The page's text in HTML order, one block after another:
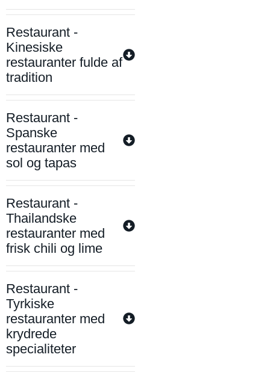
Restaurant -
Kinesiske
restauranter fulde af
tradition
Restaurant -
Spanske
restauranter med
sol og tapas
Restaurant -
Thailandske
restauranter med
frisk chili og lime
Restaurant -
Tyrkiske
restauranter med
krydrede
specialiteter